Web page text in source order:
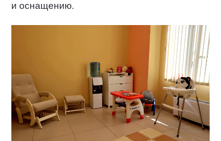
и оснащению.